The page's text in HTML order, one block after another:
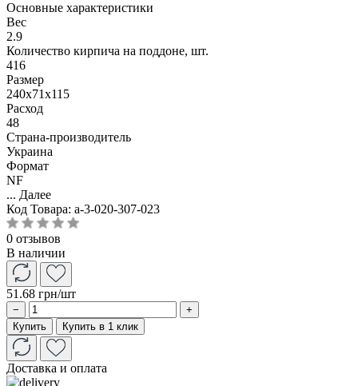
Основные характеристики
Вес
2.9
Количество кирпича на поддоне, шт.
416
Размер
240x71x115
Расход
48
Страна-производитель
Украина
Формат
NF
... Далее
Код Товара: a-3-020-307-023
0 отзывов
В наличии
51.68 грн/шт
−
+
Купить
Купить в 1 клик
Доставка и оплата